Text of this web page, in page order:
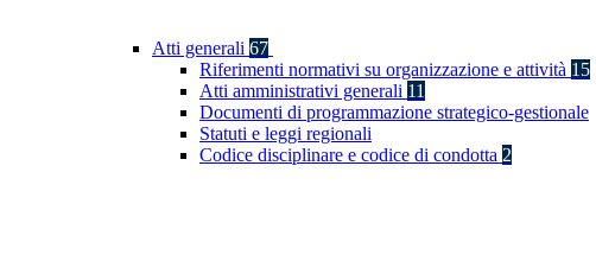
Atti generali 67
Riferimenti normativi su organizzazione e attività 15
Atti amministrativi generali 11
Documenti di programmazione strategico-gestionale
Statuti e leggi regionali
Codice disciplinare e codice di condotta 2